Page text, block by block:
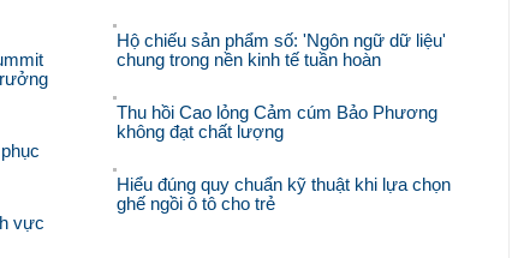
vực
Hộ chiếu sản phẩm số: 'Ngôn ngữ dữ liệu'
chung trong nền kinh tế tuần hoàn
Thu hồi Cao lỏng Cảm cúm Bảo Phương
không đạt chất lượng
Hiểu đúng quy chuẩn kỹ thuật khi lựa chọn
ghế ngồi ô tô cho trẻ